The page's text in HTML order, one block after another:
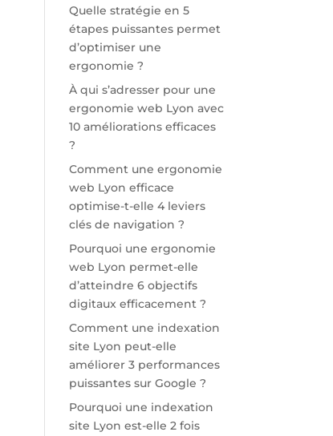
Quelle stratégie en 5
étapes puissantes permet
d’optimiser une
ergonomie ?
À qui s’adresser pour une
ergonomie web Lyon avec
10 améliorations efficaces
?
Comment une ergonomie
web Lyon efficace
optimise-t-elle 4 leviers
clés de navigation ?
Pourquoi une ergonomie
web Lyon permet-elle
d’atteindre 6 objectifs
digitaux efficacement ?
Comment une indexation
site Lyon peut-elle
améliorer 3 performances
puissantes sur Google ?
Pourquoi une indexation
site Lyon est-elle 2 fois